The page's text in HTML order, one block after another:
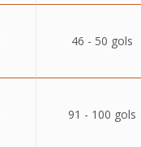
46 - 50 gols
91 - 100 gols